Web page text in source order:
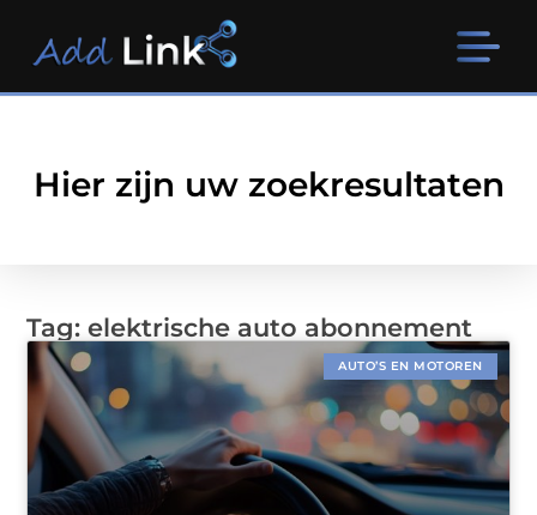
Hier zijn uw zoekresultaten
Tag: elektrische auto abonnement
AUTO’S EN MOTOREN